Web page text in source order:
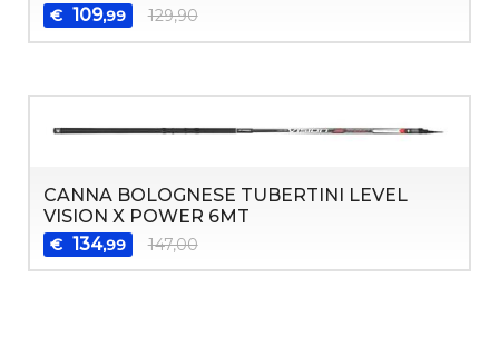
€ 109,99 129,90
CANNA BOLOGNESE TUBERTINI LEVEL
VISION X POWER 6MT
€ 134,99 147,00